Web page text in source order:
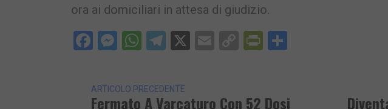
ora ai domiciliari in attesa di giudizio.
Facebook
Messenger
WhatsApp
Telegram
X EmailCopyPrintFriendly
ARTICOLO PRECEDENTE
Fermato A Varcaturo Con 52 Dosi